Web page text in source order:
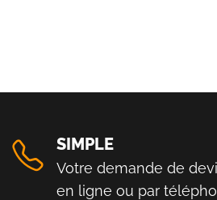
SIMPLE
Votre demande de
en ligne ou par